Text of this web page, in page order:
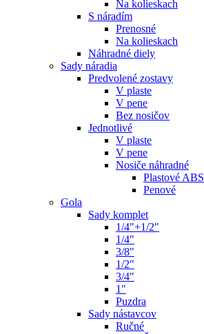
Na kolieskach
S náradím
Prenosné
Na kolieskach
Náhradné diely
Sady náradia
Predvolené zostavy
V plaste
V pene
Bez nosičov
Jednotlivé
V plaste
V pene
Nosiče náhradné
Plastové ABS
Penové
Gola
Sady komplet
1/4"+1/2"
1/4"
3/8"
1/2"
3/4"
1"
Puzdra
Sady nástavcov
Ručné